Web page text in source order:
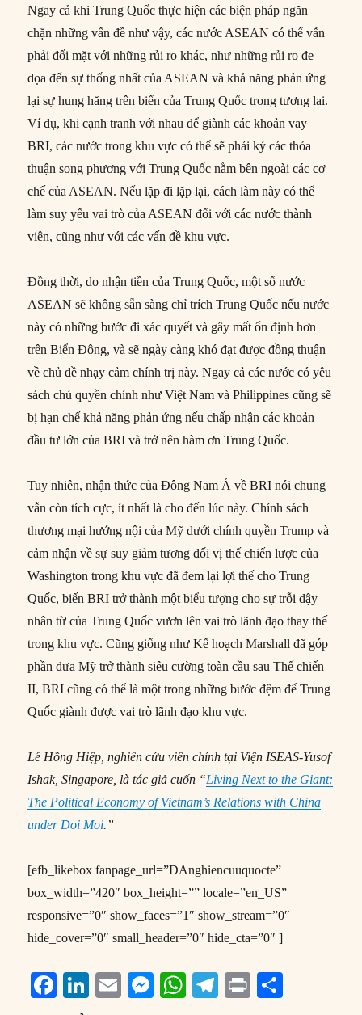
Ngay cả khi Trung Quốc thực hiện các biện pháp ngăn
chặn những vấn đề như vậy, các nước ASEAN có thể vẫn
phải đối mặt với những rủi ro khác, như những rủi ro đe
dọa đến sự thống nhất của ASEAN và khả năng phản ứng
lại sự hung hăng trên biển của Trung Quốc trong tương lai.
Ví dụ, khi cạnh tranh với nhau để giành các khoản vay
BRI, các nước trong khu vực có thể sẽ phải ký các thỏa
thuận song phương với Trung Quốc nằm bên ngoài các cơ
chế của ASEAN. Nếu lặp đi lặp lại, cách làm này có thể
làm suy yếu vai trò của ASEAN đối với các nước thành
viên, cũng như với các vấn đề khu vực.
Đồng thời, do nhận tiền của Trung Quốc, một số nước
ASEAN sẽ không sẵn sàng chỉ trích Trung Quốc nếu nước
này có những bước đi xác quyết và gây mất ổn định hơn
trên Biển Đông, và sẽ ngày càng khó đạt được đồng thuận
về chủ đề nhạy cảm chính trị này. Ngay cả các nước có yêu
sách chủ quyền chính như Việt Nam và Philippines cũng sẽ
bị hạn chế khả năng phản ứng nếu chấp nhận các khoản
đầu tư lớn của BRI và trở nên hàm ơn Trung Quốc.
Tuy nhiên, nhận thức của Đông Nam Á về BRI nói chung
vẫn còn tích cực, ít nhất là cho đến lúc này. Chính sách
thương mại hướng nội của Mỹ dưới chính quyền Trump và
cảm nhận về sự suy giảm tương đối vị thế chiến lược của
Washington trong khu vực đã đem lại lợi thế cho Trung
Quốc, biến BRI trở thành một biểu tượng cho sự trỗi dậy
nhân từ của Trung Quốc vươn lên vai trò lãnh đạo thay thế
trong khu vực. Cũng giống như Kế hoạch Marshall đã góp
phần đưa Mỹ trở thành siêu cường toàn cầu sau Thế chiến
II, BRI cũng có thể là một trong những bước đệm để Trung
Quốc giành được vai trò lãnh đạo khu vực.
Lê Hồng Hiệp, nghiên cứu viên chính tại Viện ISEAS-Yusof
Ishak, Singapore, là tác giả cuốn “Living Next to the Giant:
The Political Economy of Vietnam’s Relations with China
under Doi Moi.”
[efb_likebox fanpage_url=”DAnghiencuuquocte”
box_width=”420″ box_height=”” locale=”en_US”
responsive=”0″ show_faces=”1″ show_stream=”0″
hide_cover=”0″ small_header=”0″ hide_cta=”0″ ]
F
Li E
M W T
P